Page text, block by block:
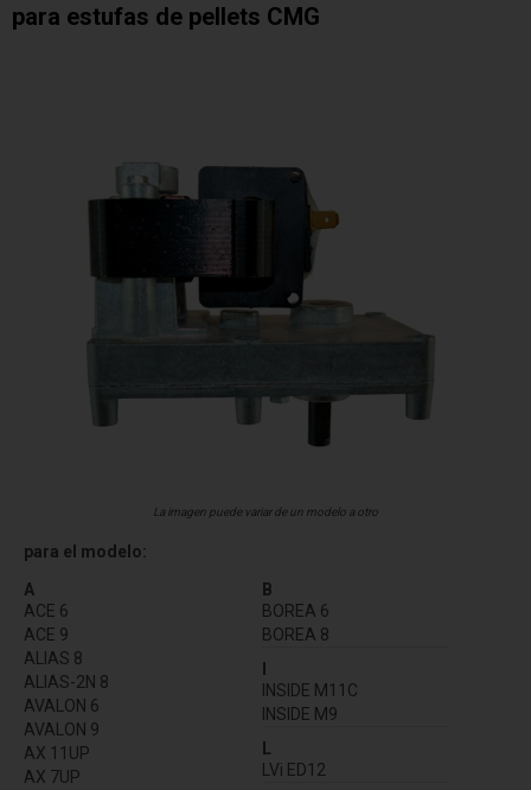
para estufas de pellets CMG
La imagen puede variar de un modelo a otro
para el modelo:
A
ACE 6
ACE 9
ALIAS 8
ALIAS-2N 8
AVALON 6
AVALON 9
AX 11UP
AX 7UP
B
BOREA 6
BOREA 8
INSIDE M11C
INSIDE M9
L
LVi ED12